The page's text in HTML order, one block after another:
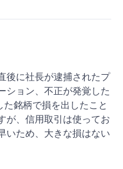
後に社長が逮捕されたプ
ション、不正が発覚した
た銘柄で損を出したこと
が、信用取引は使ってお
いため、大きな損はない